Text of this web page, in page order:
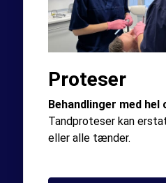
Proteser
Behandlinger med
Tandproteser kan
eller alle tænder.